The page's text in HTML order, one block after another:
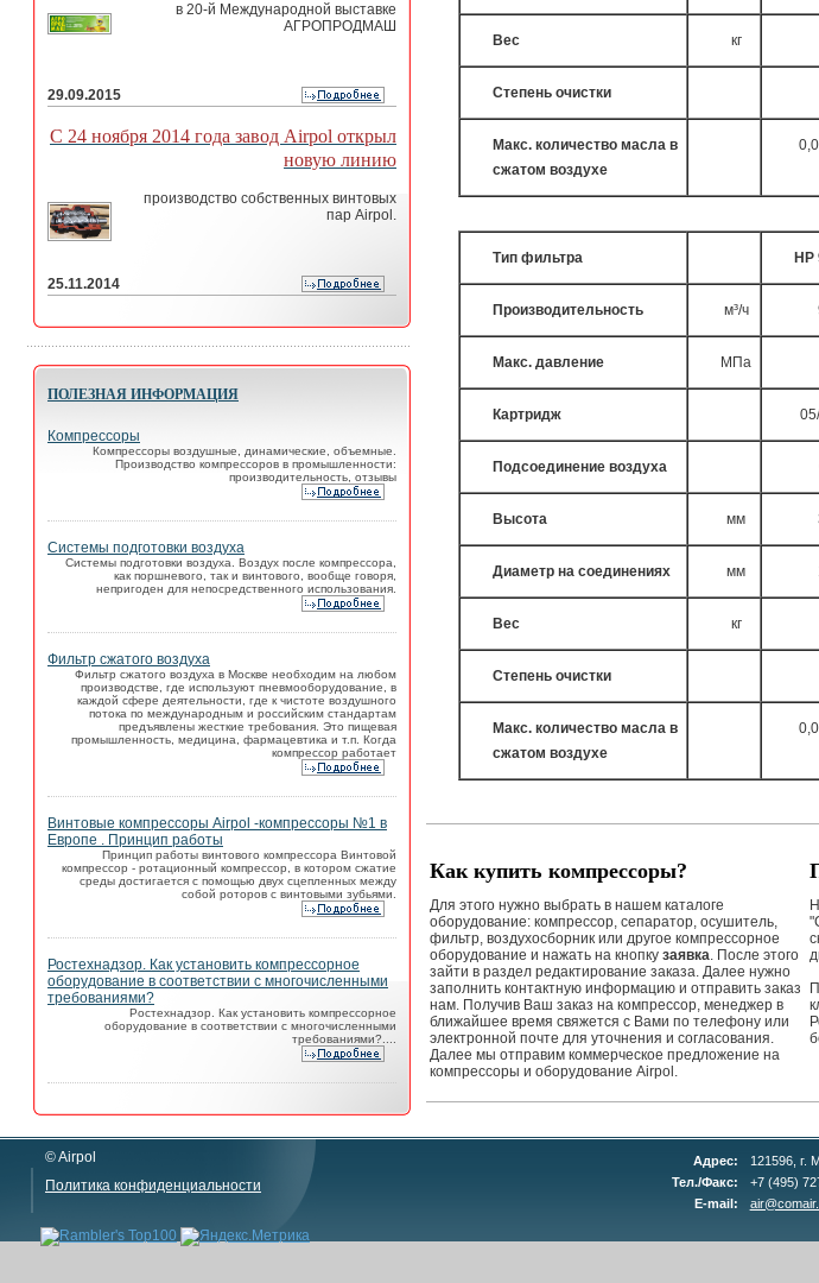
в 20-й Международной выставке
АГРОПРОДМАШ
29.09.2015
С 24 ноября 2014 года завод Airpol открыл
новую линию
производство собственных винтовых
пар Airpol.
25.11.2014
ПОЛЕЗНАЯ ИНФОРМАЦИЯ
Компрессоры
Компрессоры воздушные, динамические, объемные.
Производство компрессоров в промышленности:
производительность, отзывы
Системы подготовки воздуха
Системы подготовки воздуха. Воздух после компрессора,
как поршневого, так и винтового, вообще говоря,
непригоден для непосредственного использования.
Фильтр сжатого воздуха
Фильтр сжатого воздуха в Москве необходим на любом
производстве, где используют пневмооборудование, в
каждой сфере деятельности, где к чистоте воздушного
потока по международным и российским стандартам
предъявлены жесткие требования. Это пищевая
промышленность, медицина, фармацевтика и т.п. Когда
компрессор работает
Винтовые компрессоры Airpol -компрессоры №1 в
Европе . Принцип работы
Принцип работы винтового компрессора Винтовой
компрессор - ротационный компрессор, в котором сжатие
среды достигается с помощью двух сцепленных между
собой роторов с винтовыми зубьями.
Ростехнадзор. Как установить компрессорное
оборудование в соответствии с многочисленными
требованиями?
Ростехнадзор. Как установить компрессорное
оборудование в соответствии с многочисленными
требованиями?....
Вес кг
Степень очистки
Макс. количество масла в
сжатом воздухе
Тип фильтра HP
Производительность м³/ч
Макс. давление МПа
Картридж
Подсоединение воздуха
Высота мм
Диаметр на соединениях мм
Вес кг
Степень очистки
Макс. количество масла в
сжатом воздухе
Как купить компрессоры?
Для этого нужно выбрать в нашем каталоге
оборудование: компрессор, сепаратор, осушитель,
фильтр, воздухосборник или другое компрессорное
оборудование и нажать на кнопку заявка. После этого
зайти в раздел редактирование заказа. Далее нужно
заполнить контактную информацию и отправить заказ
нам. Получив Ваш заказ на компрессор, менеджер в
ближайшее время свяжется с Вами по телефону или
электронной почте для уточнения и согласования.
Далее мы отправим коммерческое предложение на
компрессоры и оборудование Airpol.
© Airpol
Политика конфиденциальности
Адрес:
121596, г.
Тел./Факс:
+7 (495)
E-mail: